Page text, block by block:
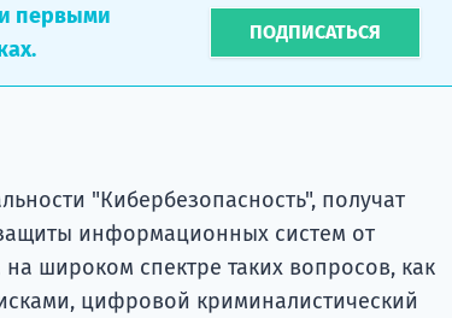
первыми
ПОДПИСАТЬСЯ
"Кибербезопасность", получат
информационных систем от
широком спектре таких вопросов, как
цифровой криминалистический